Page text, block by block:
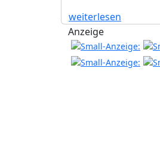
weiterlesen
Anzeige